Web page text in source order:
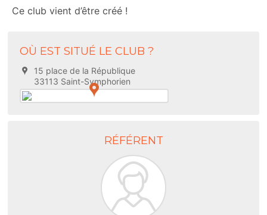
Ce club vient d’être créé !
OÙ EST SITUÉ LE CLUB ?
15 place de la République
33113 Saint-Symphorien
RÉFÉRENT